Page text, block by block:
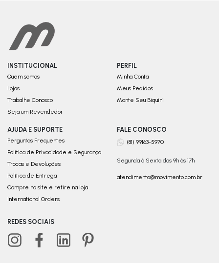
INSTITUCIONAL
Quem somos
Lojas
Trabalhe Conosco
Seja um Revendedor
PERFIL
Minha Conta
Meus Pedidos
Monte Seu Biquini
AJUDA E SUPORTE
Perguntas Frequentes
Política de Privacidade e Segurança
Trocas e Devoluções
Política de Entrega
Compre no site e retire na loja
International Orders
FALE CONOSCO
(81) 99163-5970
Segunda à Sexta das 9h às 17h
atendimento@movimento.com.br
REDES SOCIAIS